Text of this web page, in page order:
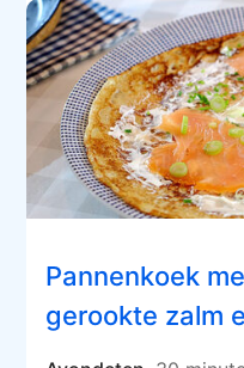
Pannenkoek
gerookte zalm